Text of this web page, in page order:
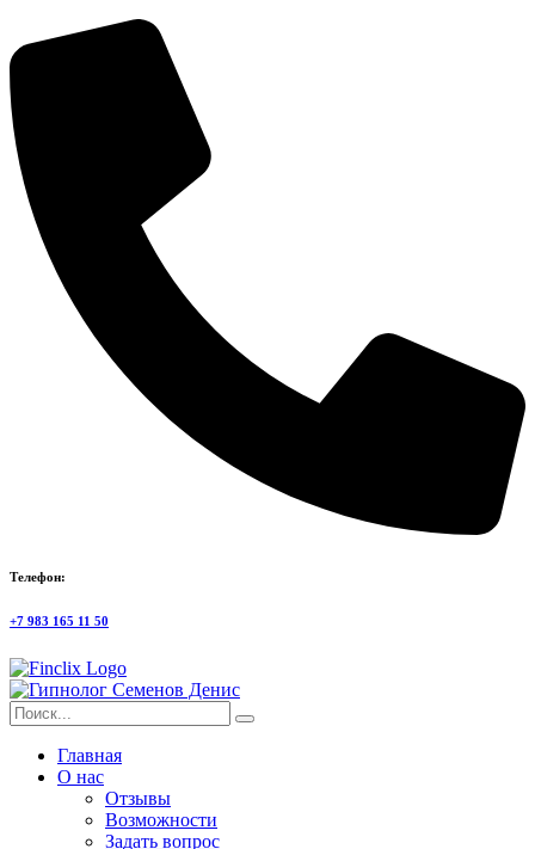
Телефон:
+7 983 165 11 50
Главная
О нас
Отзывы
Возможности
Задать вопрос